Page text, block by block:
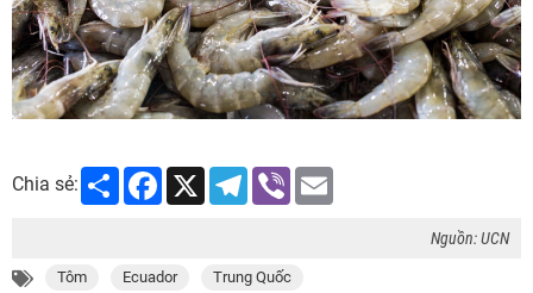
Chia sẻ: Share Facebook
X Telegram
Viber
Nguồn: UCN
Tôm Ecuador Trung Quốc